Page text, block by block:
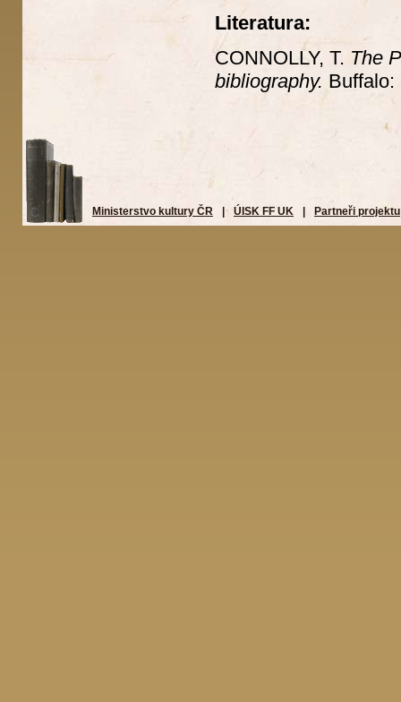
Literatura:
CONNOLLY, T. The
bibliography. Buffalo:
Ministerstvo kultury ČR | ÚISK FF UK Partneři projektu